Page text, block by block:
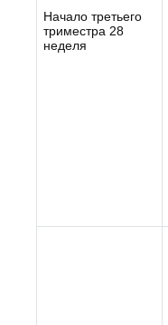
Начало третьего
триместра 28
неделя